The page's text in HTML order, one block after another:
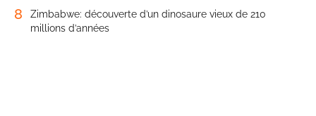
8
Zimbabwe: découverte d’un dinosaure vieux de 210
millions d’années